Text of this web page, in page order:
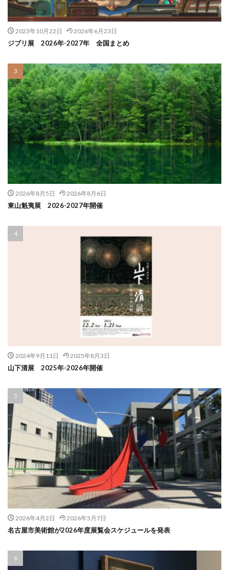
2023年10月22日 2026年6月23日
ジブリ展 2026年-2027年 全国まとめ
2026年8月5日 2026年8月6日
東山魁夷展 2026-2027年開催
2024年9月11日 2025年8月3日
山下清展 2025年-2026年開催
2026年4月2日 2026年5月7日
名古屋市美術館が2026年度展覧会スケジュールを発表